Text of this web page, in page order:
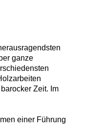
ganze
Zeit. Im
einer Führung